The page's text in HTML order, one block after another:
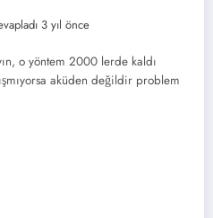
3 yıl önce
o yöntem 2000 lerde kaldı
aküden değildir problem